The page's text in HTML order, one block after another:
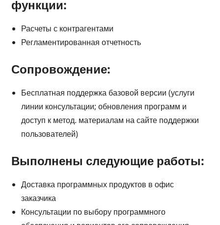
функции:
Расчеты с контрагентами
Регламентированная отчетность
Сопровождение:
Бесплатная поддержка базовой версии (услуги
линии консультации; обновления программ и
доступ к метод. материалам на сайте поддержки
пользователей)
Выполнены следующие работы:
Доставка программных продуктов в офис
заказчика
Консультации по выбору программного